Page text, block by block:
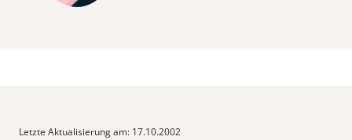
Letzte Aktualisierung am: 17.10.2002